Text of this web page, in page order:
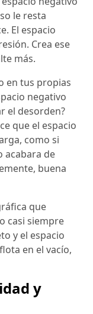
le resta
El espacio
Crea ese
más.
en tus propias
negativo
el desorden?
que el espacio
como si
acabara de
buena
que
casi siempre
y el espacio
en el vacío,
y